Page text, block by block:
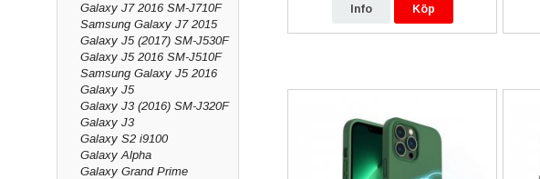
Galaxy J7 2016 SM-J710F
Samsung Galaxy J7 2015
Galaxy J5 (2017) SM-J530F
Galaxy J5 2016 SM-J510F
Samsung Galaxy J5 2016
Galaxy J5
Galaxy J3 (2016) SM-J320F
Galaxy J3
Galaxy S2 i9100
Galaxy Alpha
Galaxy Grand Prime
Info Köp Info Köp